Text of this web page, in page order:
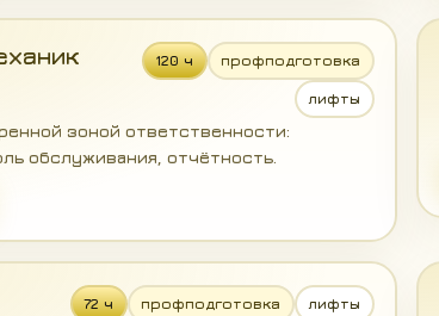
120 ч профподготовка
лифты
зоной ответственности:
обслуживания, отчётность.
72 ч профподготовка лифты